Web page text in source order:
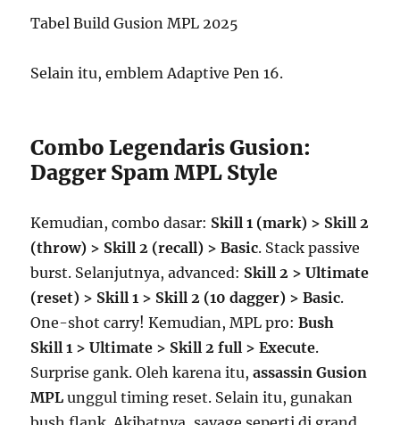
Tabel Build Gusion MPL 2025
Selain itu, emblem Adaptive Pen 16.
Combo Legendaris Gusion:
Dagger Spam MPL Style
Kemudian, combo dasar: Skill 1 (mark) > Skill 2
(throw) > Skill 2 (recall) > Basic. Stack passive
burst. Selanjutnya, advanced: Skill 2 > Ultimate
(reset) > Skill 1 > Skill 2 (10 dagger) > Basic.
One-shot carry! Kemudian, MPL pro:Bush
Skill 1 > Ultimate > Skill 2 full > Execute.
Surprise gank. Oleh karena itu,assassin Gusion
MPL unggul timing reset. Selain itu, gunakan